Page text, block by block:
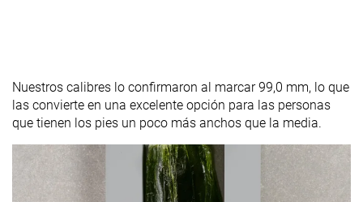
Nuestros calibres lo confirmaron al marcar 99,0 mm, lo que
las convierte en una excelente opción para las personas
que tienen los pies un poco más anchos que la media.